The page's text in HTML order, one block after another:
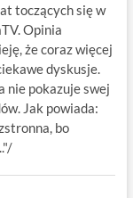
toczących się w
Opinia
że coraz więcej
dyskusje.
nie pokazuje swej
Jak powiada:
bo